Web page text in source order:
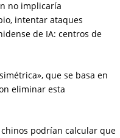
no implicaría
intentar ataques
de IA: centros de
que se basa en
eliminar esta
podrían calcular que